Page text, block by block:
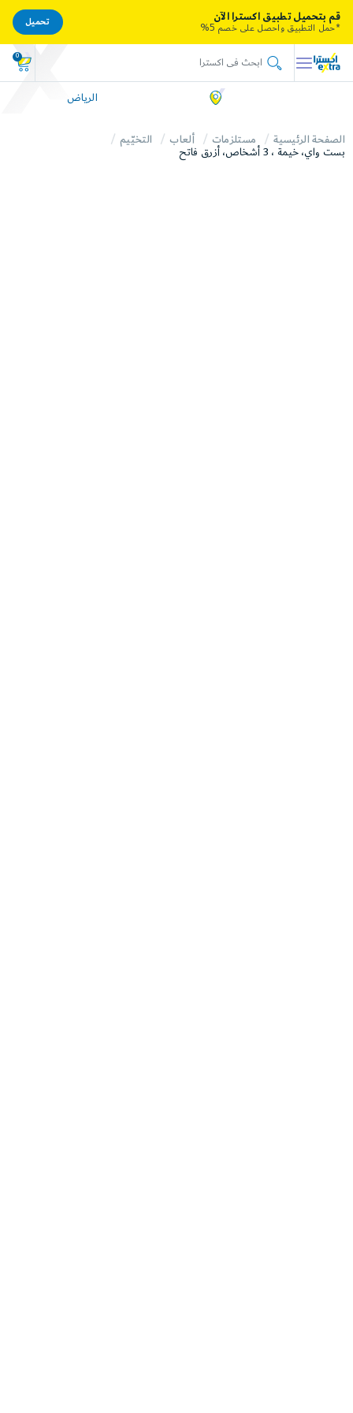
0
الرياض
الصفحة الرئيسية مستلزمات ألعاب
التخيّيم
بست واي، خيمة ، 3 أشخاص، أزرق فاتح
قم بتحميل تطبيق اكسترا الآن
*حمل التطبيق واحصل على خصم 5%
تحميل